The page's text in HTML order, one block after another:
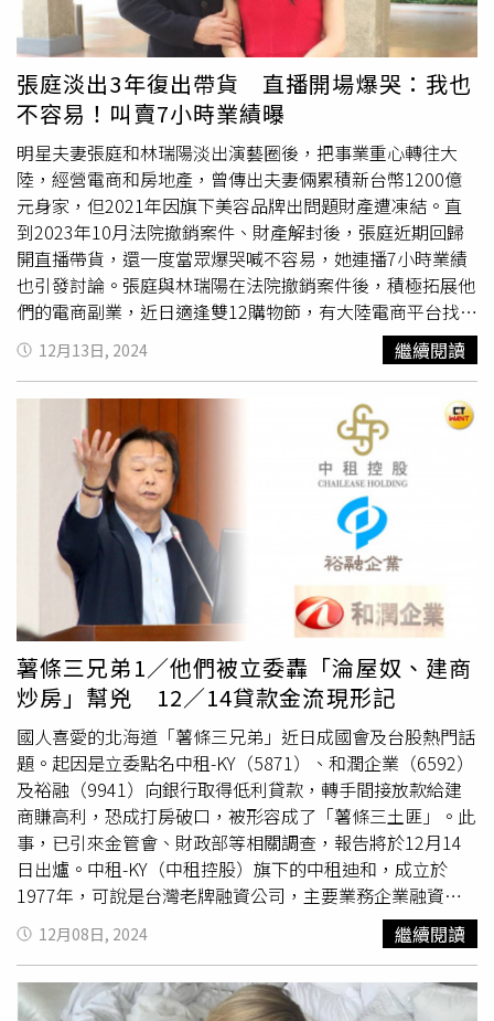
張庭淡出3年復出帶貨 直播開場爆哭：我也
不容易！叫賣7小時業績曝
明星夫妻張庭和林瑞陽淡出演藝圈後，把事業重心轉往大
陸，經營電商和房地產，曾傳出夫妻倆累積新台幣1200億
元身家，但2021年因旗下美容品牌出問題財產遭凍結。直
到2023年10月法院撤銷案件、財產解封後，張庭近期回歸
開直播帶貨，還一度當眾爆哭喊不容易，她連播7小時業績
也引發討論。張庭與林瑞陽在法院撤銷案件後，積極拓展他
們的電商副業，近日適逢雙12購物節，有大陸電商平台找來
張庭直播帶貨，不過她不是賣自有品牌的保養品，而是賣廚
房用品。綜合陸媒報導，張庭10日在直播上連續叫賣7小
時，吸引超過10萬網友朝聖，當日業績為人民幣267萬元
（約新台幣1194萬元）；即便張庭帶貨成績破千萬台幣，
卻被網友發現沒擠進平台前10名，人氣不如以往。除此之
外，有網友分享張庭早在9月就回到大眾眼前，開始直播有
關護膚、日常保養或健身等內容，直到12月初才開始帶貨。
但張庭5日直播賣化妝品，業績僅人民幣159萬元（約新台
幣711萬元），與之前隨便帶貨都有千萬甚至上億成績差很
大。張庭直播時一度爆哭，直言她有家庭也是過得不容易。
（圖／翻攝自微博）還有網友上傳張庭在直播時爆哭的影
片，她話說一半突然哽咽，馬上眼淚潰堤，「從一開場我情
緒就不好了，但是我是個演員，我是個公眾人物，我要不克
制情緒，我今天能坐在這裡嗎？每個人都有家庭，我也有家
庭，我也不容易啊。你們也有小孩，我每一天..我禮拜六也
想休息，我播完了之後，隔天早上都站不起來。」一連串掏
心掏肺的告白，卻遭網友批「假哭」、「大家賺錢才不容
易」。張庭和林瑞陽因為旗下美容品牌出事，形象跌若谷
底，夫妻倆消失大陸網上多年。事實上在出事前，張庭和林
瑞陽靠著經營微商後 賺很大，更從不掩飾自己很有錢，還大
方透露「錢多到花不完」，讓網友對他們的看法很兩極，有
人欣賞他們有經商頭腦，但也有不少人討厭他們開轟像是在
斂財。
12月13日, 2024 繼續閱讀
薯條三兄弟1／他們被立委轟「淪屋奴、建商
炒房」幫兇 12／14貸款金流現形記
國人喜愛的北海道「薯條三兄弟」近日成國會及台股熱門話
題。起因是立委點名中租-KY（5871）、和潤企業（6592）
及裕融（9941）向銀行取得低利貸款，轉手間接放款給建
商賺高利，恐成打房破口，被形容成了「薯條三土匪」。此
事，已引來金管會、財政部等相關調查，報告將於12月14
日出爐。中租-KY（中租控股）旗下的中租迪和，成立於
1977年，可說是台灣老牌融資公司，主要業務企業融資貸
款、租賃車業務、分期付款買賣、貿易及應收帳款收買業
務，以兩岸三地、亞洲市場為主。裕融為裕隆集團旗下的公
司，成立於1990年，主要提供中古車貸款、汽車融資、租
賃車業務等；和潤企業隸屬於和泰汽車（2207）旗下，
12月08日, 2024 繼續閱讀